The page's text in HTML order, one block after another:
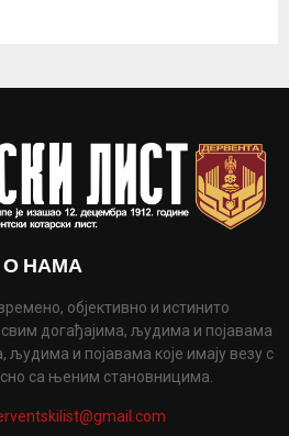
О НАМА
објективно и истинито
догађајима, људима и појавама
људима и појавама које имају везу с
са њеним становницима.